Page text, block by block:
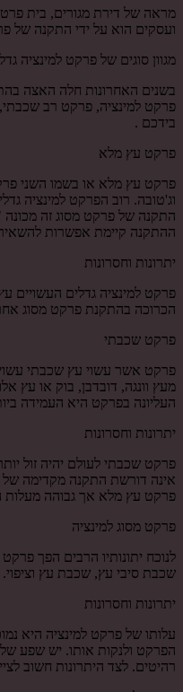
מראה של דירת מגורים, בית
ועסקים הוא על ידי התקנה של
מגוון סוגים של פרקט למינציה
בשנים האחרונות חלה האצה
פרקט למינציה, פרקט רב
בידכם .
פרקט עץ מלא
פרקט עץ מלא או בשמו השני
התקנה של פרקט מסוג זה
ההתקנה קיימת אפשרות להשאיר
יתרונות וחסרונות
פרקט למינציה גדלים העשויים
הכרוכה בהתקנת פרקט מסוג
פרקט שכבתי
פרקט אשר עשוי עץ שכבתי עשוי
מעץ וונגה, דובדבן, בוק או
העליונה בפרקט היא העמידה
יתרונות וחסרונות
פרקט שכבתי לעולם יהיה זול
אינה דורשת התקנה מקדימה של
פרקט עץ מלא אך גבוהה מעלות
פרקט מסוג למינציה
לנוכח יתונותיו הרבים הפך
שכבת סיבי עץ, שכבת עץ
יתרונות וחסרונות
עלותו של פרקט למינציה היא
הפרקט ולנקות אותו. יש שפע
רהיטים. לצד היתרונות חשוב